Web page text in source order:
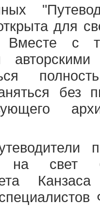
для
Вместе с
без
на свет